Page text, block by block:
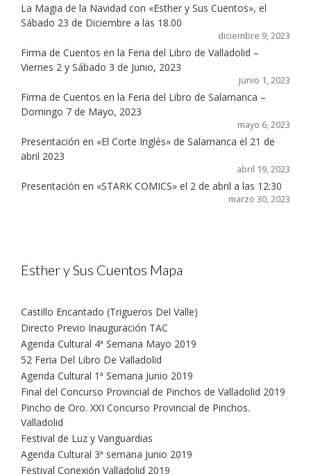
La Magia de la Navidad con «Esther y Sus Cuentos», el
Sábado 23 de Diciembre a las 18.00
diciembre 9, 2023
Firma de Cuentos en la Feria del Libro de Valladolid –
Viernes 2 y Sábado 3 de Junio, 2023
junio 1, 2023
Firma de Cuentos en la Feria del Libro de Salamanca –
Domingo 7 de Mayo, 2023
mayo 6, 2023
Presentación en «El Corte Inglés» de Salamanca el 21 de
abril 2023
abril 19, 2023
Presentación en «STARK COMICS» el 2 de abril a las 12:30
marzo 30, 2023
Esther y Sus Cuentos Mapa
Castillo Encantado (Trigueros Del Valle)
Directo Previo Inauguración TAC
Agenda Cultural 4ª Semana Mayo 2019
52 Feria Del Libro De Valladolid
Agenda Cultural 1ª Semana Junio 2019
Final del Concurso Provincial de Pinchos de Valladolid 2019
Pincho de Oro. XXI Concurso Provincial de Pinchos.
Valladolid
Festival de Luz y Vanguardias
Agenda Cultural 3ª semana Junio 2019
Festival Conexión Valladolid 2019